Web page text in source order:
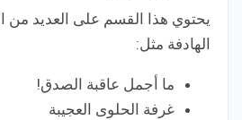
يحتوي هذا القسم على العديد من
الهادفة مثل:
ما أجمل عاقبة الصدق!
غرفة الحلوى العجيبة